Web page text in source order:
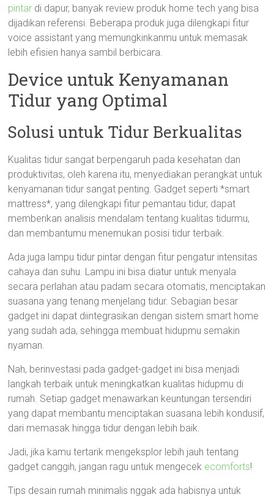
pintar di dapur, banyak review produk home tech yang bisa
dijadikan referensi. Beberapa produk juga dilengkapi fitur
voice assistant yang memungkinkanmu untuk memasak
lebih efisien hanya sambil berbicara.
Device untuk Kenyamanan
Tidur yang Optimal
Solusi untuk Tidur Berkualitas
Kualitas tidur sangat berpengaruh pada kesehatan dan
produktivitas, oleh karena itu, menyediakan perangkat untuk
kenyamanan tidur sangat penting. Gadget seperti *smart
mattress*, yang dilengkapi fitur pemantau tidur, dapat
memberikan analisis mendalam tentang kualitas tidurmu,
dan membantumu menemukan posisi tidur terbaik.
Ada juga lampu tidur pintar dengan fitur pengatur intensitas
cahaya dan suhu. Lampu ini bisa diatur untuk menyala
secara perlahan atau padam secara otomatis, menciptakan
suasana yang tenang menjelang tidur. Sebagian besar
gadget ini dapat diintegrasikan dengan sistem smart home
yang sudah ada, sehingga membuat hidupmu semakin
nyaman.
Nah, berinvestasi pada gadget-gadget ini bisa menjadi
langkah terbaik untuk meningkatkan kualitas hidupmu di
rumah. Setiap gadget menawarkan keuntungan tersendiri
yang dapat membantu menciptakan suasana lebih kondusif,
dari memasak hingga tidur dengan lebih baik.
Jadi, jika kamu tertarik mengeksplor lebih jauh tentang
gadget canggih, jangan ragu untuk mengecek ecomforts!
Tips desain rumah minimalis nggak ada habisnya untuk